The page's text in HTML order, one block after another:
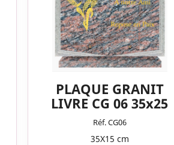
PLAQUE GRANIT
LIVRE CG 06 35x25
Réf. CG06
35X15 cm